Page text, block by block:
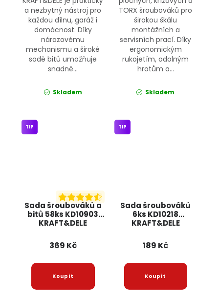
a nezbytný nástroj pro
každou dílnu, garáž i
domácnost. Díky
nárazovému
mechanismu a široké
sadě bitů umožňuje
snadné...
Skladem
TORX šroubováků pro
širokou škálu
montážních a
servisních prací. Díky
ergonomickým
rukojetím, odolným
hrotům a...
Skladem
Sada šroubováků a
bitů 58ks KD10903
KRAFT&DELE
TIP
369 Kč
Sada šroubováků
6ks KD10218
KRAFT&DELE
TIP
189 Kč